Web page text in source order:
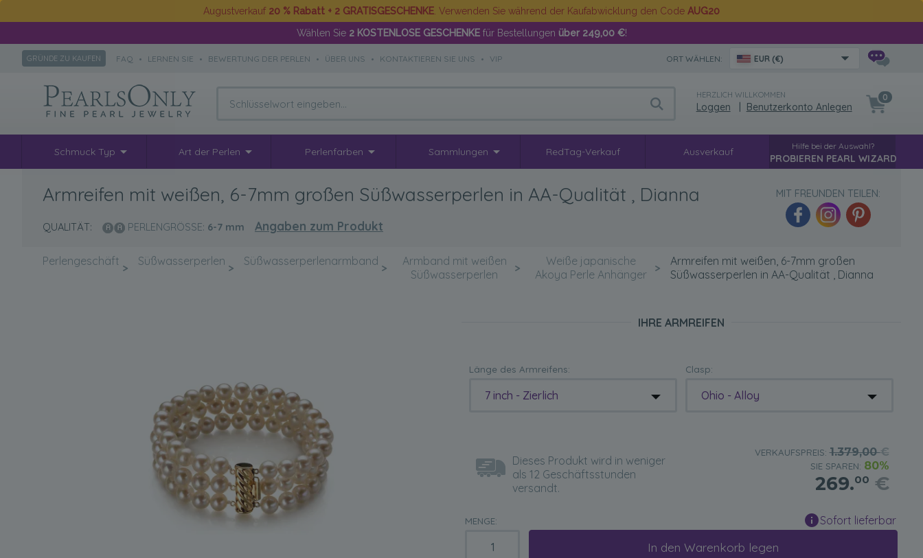
Augustverkauf 20 % Rabatt + 2 GRATISGESCHENKE . Verwenden Sie während der Kaufabwicklung den Code AUG20
Wählen Sie 2 KOSTENLOSE GESCHENKEfür Bestellungen über 249,00 €!
GRÜNDE ZU KAUFEN FAQ • LERNEN SIE • BEWERTUNG DER PERLEN • ÜBER UNS • KONTAKTIEREN SIE UNS • VIP ORT WÄHLEN: EUR (€)
HERZLICH WILLKOMMEN
Loggen Benutzerkonto Anlegen
0
Schmuck Typ Art der Perlen Perlenfarben Sammlungen RedTag-Verkauf Ausverkauf Hilfe bei der Auswahl?
PROBIEREN PEARL WIZARD
Armreifen mit weißen, 6-7mm großen Süßwasserperlen in AA-Qualität , Dianna
QUALITÄT: PERLENGRÖSSE: 6-7 mm Angaben zum Produkt
MIT FREUNDEN TEILEN:
Perlengeschäft > Süßwasserperlen > Süßwasserperlenarmband >
Armband mit weißen
Süßwasserperlen
>
Weiße japanische
Akoya Perle Anhänger
>
Armreifen mit weißen, 6-7mm großen
Süßwasserperlen in AA-Qualität , Dianna
IHRE ARMREIFEN
Länge des Armreifens:
7 inch - Zierlich
Clasp:
Ohio - Alloy
Dieses Produkt wird in weniger
als 12 Geschäftsstunden
versandt.
VERKAUFSPREIS:1.379,00€
SIE SPAREN: 80%
269.00 €
MENGE: Sofort lieferbar
In den Warenkorb legen